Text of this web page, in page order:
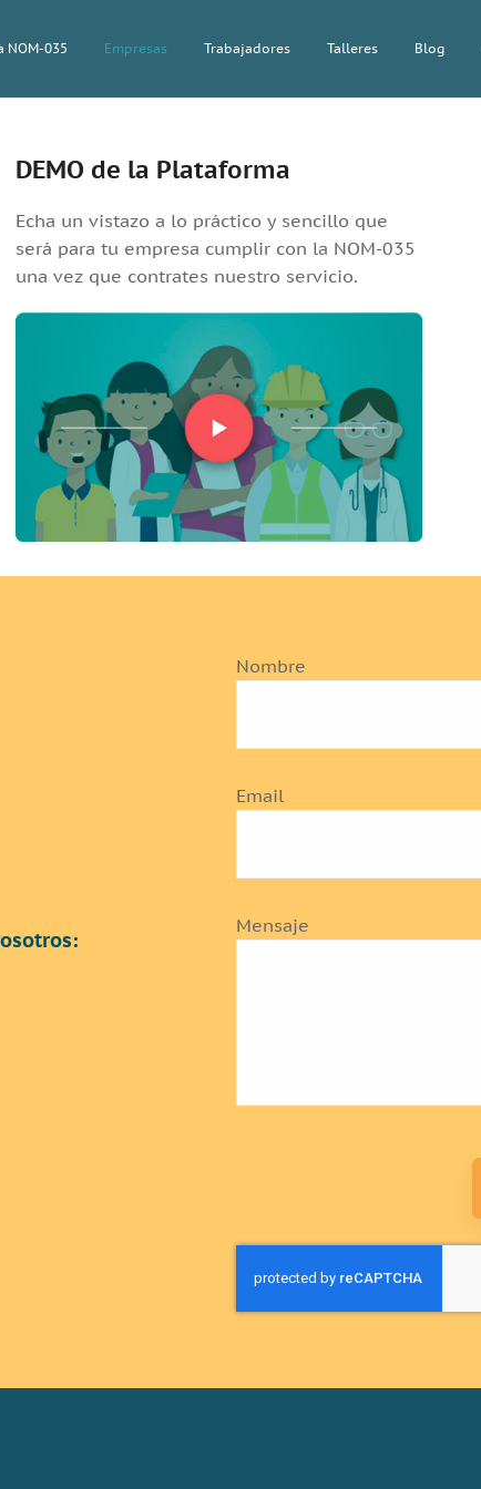
NOM-035 Empresas Trabajadores Talleres Blog
DEMO de la Plataforma
Echa un vistazo a lo práctico y sencillo que
será para tu empresa cumplir con la NOM-035
una vez que contrates nuestro servicio.
Nombre
Email
Mensaje